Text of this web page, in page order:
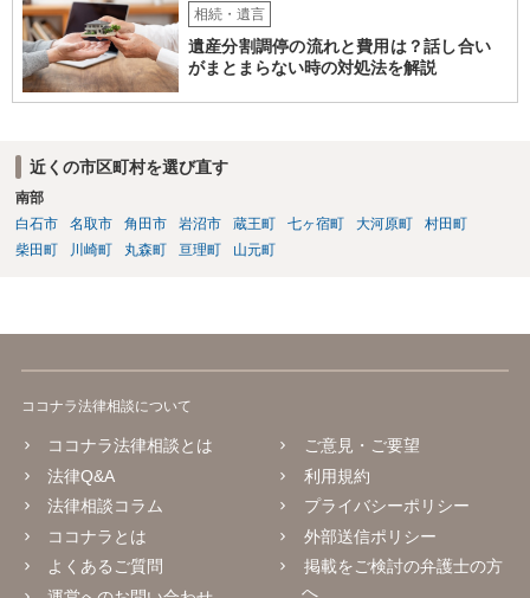
相続・遺言
遺産分割調停の流れと費用は？話し合い
がまとまらない時の対処法を解説
近くの市区町村を選び直す
南部
白石市
名取市 角田市 岩沼市 蔵王町 七ヶ宿町 大河原町
村田町
柴田町
川崎町 丸森町 亘理町 山元町
ココナラ法律相談について
ココナラ法律相談とは
法律Q&A
法律相談コラム
ココナラとは
よくあるご質問
ご意見・ご要望
利用規約
プライバシーポリシー
外部送信ポリシー
掲載をご検討の弁護士の方
へ